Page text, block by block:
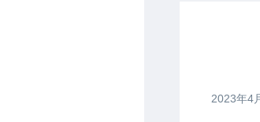
2023年4